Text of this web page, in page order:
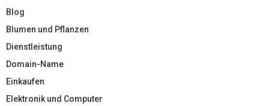
Blog
Blumen und Pflanzen
Dienstleistung
Domain-Name
Einkaufen
Elektronik und Computer